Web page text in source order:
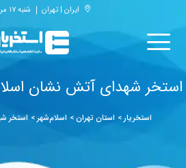
ایران | تهران شنبه ۱۷ مرداد ۱۴۰۵
استخر شهدای آتش نشان اسلامشهر با
استخریار> استان تهران> اسلام‌شهر> استخر